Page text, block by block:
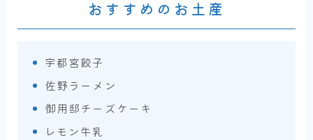
おすすめのお土産
宇都宮餃子
佐野ラーメン
御用邸チーズケーキ
レモン牛乳